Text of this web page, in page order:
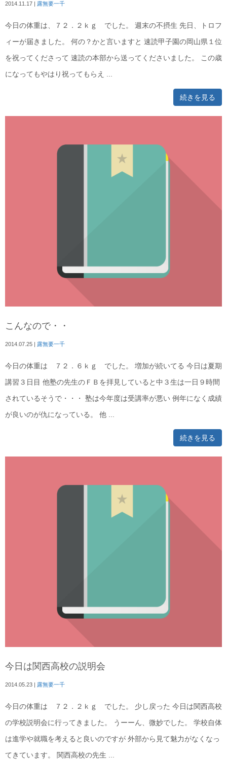
2014.11.17 露無要一千
今日の体重は、７２．２ｋｇ でした。 週末の不摂生 先日、トロフ
ィーが届きました。 何の？かと言いますと 速読甲子園の岡山県１位
を祝ってくださって 速読の本部から送ってくださいました。 この歳
になってもやはり祝ってもらえ ...
続きを見る
こんなので・・
2014.07.25 | 露無要一千
今日の体重は ７２．６ｋｇ でした。 増加が続いてる 今日は夏期
講習３日目 他塾の先生のＦＢを拝見していると中３生は一日９時間
されているそうで・・・ 塾は今年度は受講率が悪い 例年になく成績
が良いのが仇になっている。 他 ...
続きを見る
今日は関西高校の説明会
2014.05.23 | 露無要一千
今日の体重は ７２．２ｋｇ でした。 少し戻った 今日は関西高校
の学校説明会に行ってきました。 うーーん、微妙でした。 学校自体
は進学や就職を考えると良いのですが 外部から見て魅力がなくなっ
てきています。 関西高校の先生 ...